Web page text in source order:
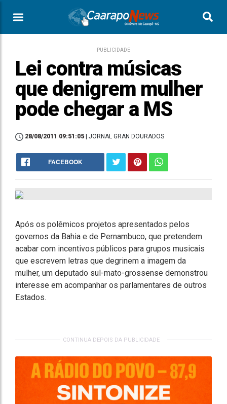
PUBLICIDADE
Lei contra músicas
que denigrem mulher
pode chegar a MS
28/08/2011 09:51:05 | JORNAL GRAN DOURADOS
FACEBOOK
Após os polêmicos projetos apresentados pelos
governos da Bahia e de Pernambuco, que pretendem
acabar com incentivos públicos para grupos musicais
que escrevem letras que degrinem a imagem da
mulher, um deputado sul-mato-grossense demonstrou
interesse em acompanhar os parlamentares de outros
Estados.
CONTINUA DEPOIS DA PUBLICIDADE